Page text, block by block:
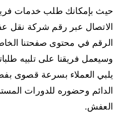
حيث بإمكانك طلب خدمات
الاتصال عبر رقم شركة نقل
الرقم في محتوى صفحتنا
وسيعمل فريقنا على تلبيه
يلبي العملاء بسرعة قصوى
الدائم وحضوره للدورات
العفش.